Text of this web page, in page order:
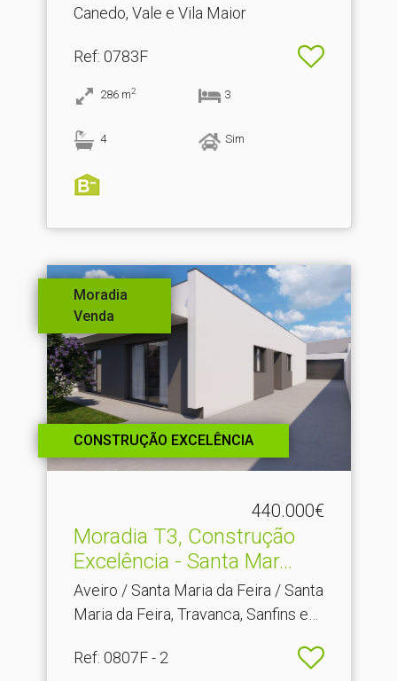
Canedo, Vale e Vila Maior
Ref: 0783F
286 m2 3
4 Sim
Moradia
Venda
CONSTRUÇÃO EXCELÊNCIA
440.000€
Moradia T3, Construção
Excelência - Santa Mar.​..
Aveiro / Santa Maria da Feira / Santa
Maria da Feira, Travanca, Sanfins e
Ref: 0807F - 2